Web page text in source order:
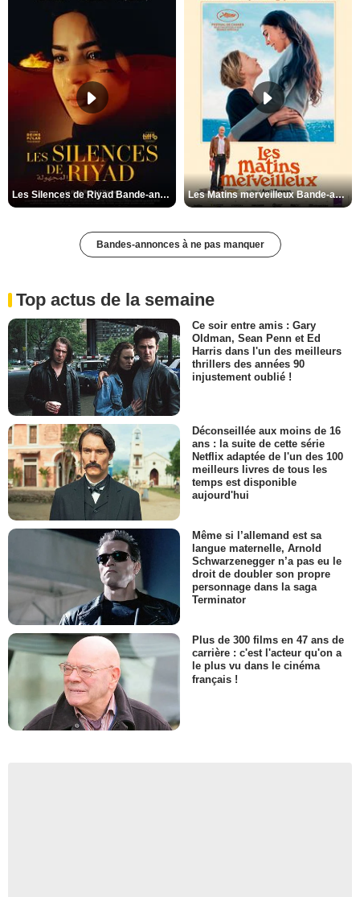
Les Silences de Riyad Bande-annonce VO STFR Les Matins merveilleux Bande-annonce VF
Bandes-annonces à ne pas manquer
Top actus de la semaine
Ce soir entre amis : Gary
Oldman, Sean Penn et Ed
Harris dans l'un des meilleurs
thrillers des années 90
injustement oublié !
Déconseillée aux moins de 16
ans : la suite de cette série
Netflix adaptée de l'un des 100
meilleurs livres de tous les
temps est disponible
aujourd'hui
Même si l’allemand est sa
langue maternelle, Arnold
Schwarzenegger n’a pas eu le
droit de doubler son propre
personnage dans la saga
Terminator
Plus de 300 films en 47 ans de
carrière : c'est l'acteur qu'on a
le plus vu dans le cinéma
français !